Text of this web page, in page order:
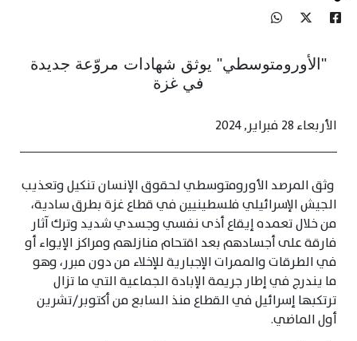
"الأورومتوسطي" يوثق شهادات مروّعة جديدة
في غزة
الأربعاء 28 فبراير, 2024
وثق المرصد الأورومتوسطي لحقوق الإنسان تنكيل وتعذيب
الجيش الإسرائيلي فلسطينيين في قطاع غزة بطرق سادية،
من خلال تعمده إيقاع أذى نفسي وجسدي شديد وترك آثار
فارقة على أجسادهم بعد اقتحام منازلهم ومراكز الإيواء أو
في الطرقات والممرات الإجبارية للإخلاء من دون مبرر، وهو
ما يندرج في إطار جريمة الإبادة الجماعية التي ما تزال
ترتكبها إسرائيل في القطاع منذ السابع من أكتوبر/تشرين
أول الماضي.